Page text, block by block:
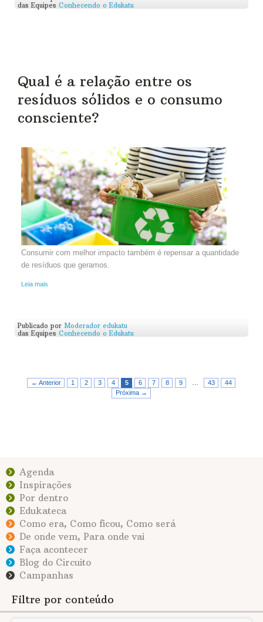
das Equipes Conhecendo o Edukatu
Qual é a relação entre os
resíduos sólidos e o consumo
consciente?
Consumir com melhor impacto também é repensar a quantidade
de resíduos que geramos.
Leia mais
Publicado por Moderador edukatu
das Equipes Conhecendo o Edukatu
← Anterior 1 2 3 4 5 6 7 8 9 43
44
Próxima →
Agenda
Inspirações
Por dentro
Edukateca
Como era, Como ficou, Como será
De onde vem, Para onde vai
Faça acontecer
Blog do Circuito
Campanhas
Filtre por conteúdo